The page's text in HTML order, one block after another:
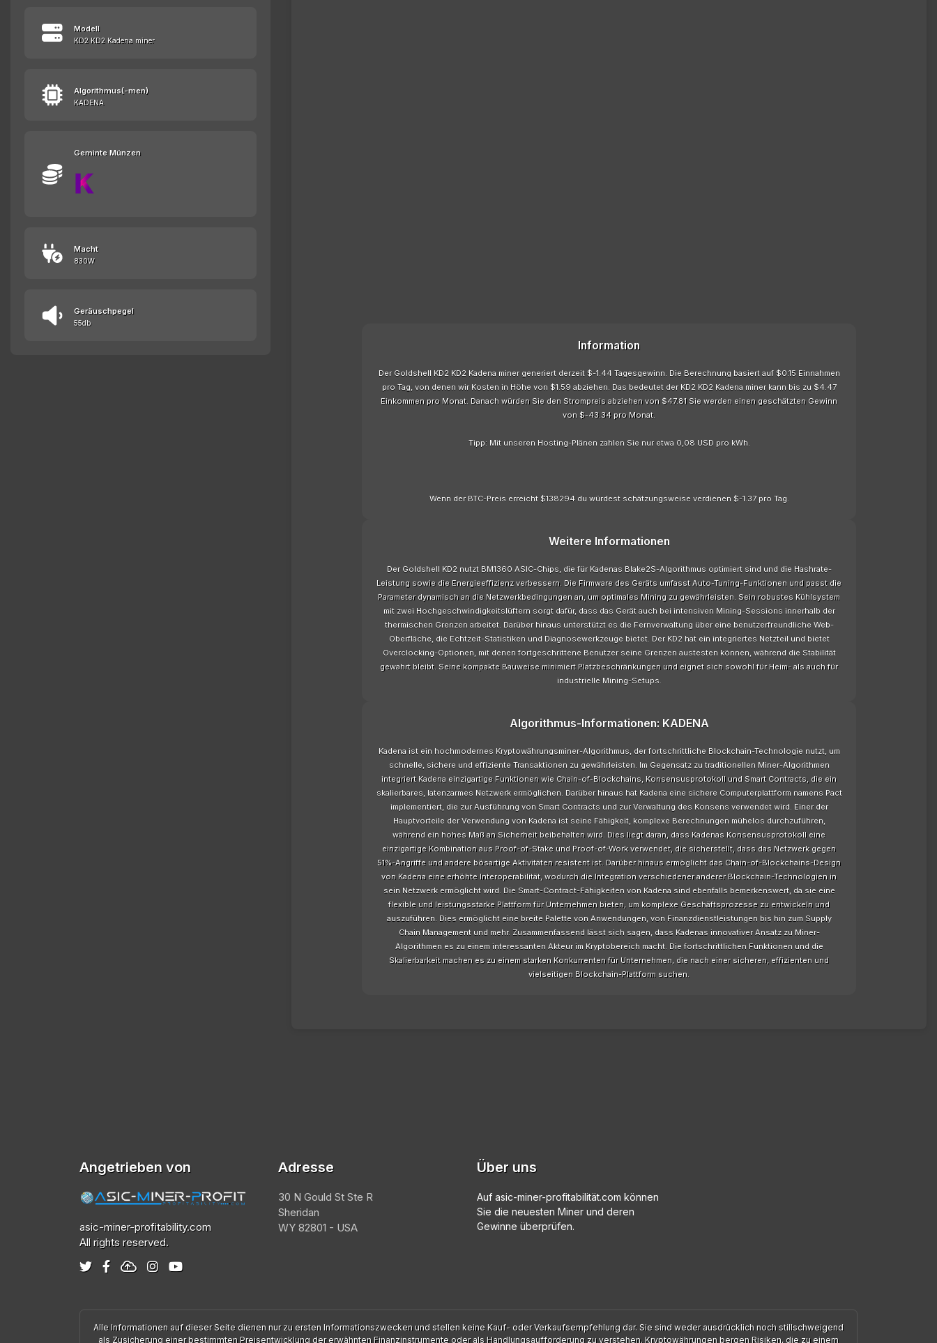
Modell
KD2 KD2 Kadena miner
Algorithmus(-men)
KADENA
Geminte Münzen
Macht
830W
Geräuschpegel
55db
Information
Der Goldshell KD2 KD2 Kadena miner generiert derzeit $-1.44 Tagesgewinn. Die Berechnung basiert auf $0.15 Einnahmen
pro Tag, von denen wir Kosten in Höhe von $1.59 abziehen. Das bedeutet der KD2 KD2 Kadena miner kann bis zu $4.47
Einkommen pro Monat. Danach würden Sie den Strompreis abziehen von $47.81 Sie werden einen geschätzten Gewinn
von $-43.34 pro Monat.
Tipp: Mit unseren Hosting-Plänen zahlen Sie nur etwa 0,08 USD pro kWh.
Wenn der BTC-Preis erreicht $138294 du würdest schätzungsweise verdienen $-1.37 pro Tag.
Weitere Informationen
Der Goldshell KD2 nutzt BM1360 ASIC-Chips, die für Kadenas Blake2S-Algorithmus optimiert sind und die Hashrate-
Leistung sowie die Energieeffizienz verbessern. Die Firmware des Geräts umfasst Auto-Tuning-Funktionen und passt die
Parameter dynamisch an die Netzwerkbedingungen an, um optimales Mining zu gewährleisten. Sein robustes Kühlsystem
mit zwei Hochgeschwindigkeitslüftern sorgt dafür, dass das Gerät auch bei intensiven Mining-Sessions innerhalb der
thermischen Grenzen arbeitet. Darüber hinaus unterstützt es die Fernverwaltung über eine benutzerfreundliche Web-
Oberfläche, die Echtzeit-Statistiken und Diagnosewerkzeuge bietet. Der KD2 hat ein integriertes Netzteil und bietet
Overclocking-Optionen, mit denen fortgeschrittene Benutzer seine Grenzen austesten können, während die Stabilität
gewahrt bleibt. Seine kompakte Bauweise minimiert Platzbeschränkungen und eignet sich sowohl für Heim- als auch für
industrielle Mining-Setups.
Algorithmus-Informationen: KADENA
Kadena ist ein hochmodernes Kryptowährungsminer-Algorithmus, der fortschrittliche Blockchain-Technologie nutzt, um
schnelle, sichere und effiziente Transaktionen zu gewährleisten. Im Gegensatz zu traditionellen Miner-Algorithmen
integriert Kadena einzigartige Funktionen wie Chain-of-Blockchains, Konsensusprotokoll und Smart Contracts, die ein
skalierbares, latenzarmes Netzwerk ermöglichen. Darüber hinaus hat Kadena eine sichere Computerplattform namens Pact
implementiert, die zur Ausführung von Smart Contracts und zur Verwaltung des Konsens verwendet wird. Einer der
Hauptvorteile der Verwendung von Kadena ist seine Fähigkeit, komplexe Berechnungen mühelos durchzuführen,
während ein hohes Maß an Sicherheit beibehalten wird. Dies liegt daran, dass Kadenas Konsensusprotokoll eine
einzigartige Kombination aus Proof-of-Stake und Proof-of-Work verwendet, die sicherstellt, dass das Netzwerk gegen
51%-Angriffe und andere bösartige Aktivitäten resistent ist. Darüber hinaus ermöglicht das Chain-of-Blockchains-Design
von Kadena eine erhöhte Interoperabilität, wodurch die Integration verschiedener anderer Blockchain-Technologien in
sein Netzwerk ermöglicht wird. Die Smart-Contract-Fähigkeiten von Kadena sind ebenfalls bemerkenswert, da sie eine
flexible und leistungsstarke Plattform für Unternehmen bieten, um komplexe Geschäftsprozesse zu entwickeln und
auszuführen. Dies ermöglicht eine breite Palette von Anwendungen, von Finanzdienstleistungen bis hin zum Supply
Chain Management und mehr. Zusammenfassend lässt sich sagen, dass Kadenas innovativer Ansatz zu Miner-
Algorithmen es zu einem interessanten Akteur im Kryptobereich macht. Die fortschrittlichen Funktionen und die
Skalierbarkeit machen es zu einem starken Konkurrenten für Unternehmen, die nach einer sicheren, effizienten und
vielseitigen Blockchain-Plattform suchen.
Angetrieben von
asic-miner-profitability.com
All rights reserved.
Adresse
30 N Gould St Ste R
Sheridan
WY 82801 - USA
Über uns
Auf asic-miner-profitabilität.com können
Sie die neuesten Miner und deren
Gewinne überprüfen.
Alle Informationen auf dieser Seite dienen nur zu ersten Informationszwecken und stellen keine Kauf- oder Verkaufsempfehlung dar. Sie sind weder ausdrücklich noch stillschweigend
als Zusicherung einer bestimmten Preisentwicklung der erwähnten Finanzinstrumente oder als Handlungsaufforderung zu verstehen. Kryptowährungen bergen Risiken, die zu einem